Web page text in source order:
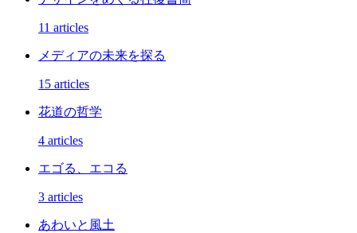
11 articles
メディアの未来を探る
15 articles
花道の哲学
4 articles
エゴる、エコる
3 articles
あわいと風土